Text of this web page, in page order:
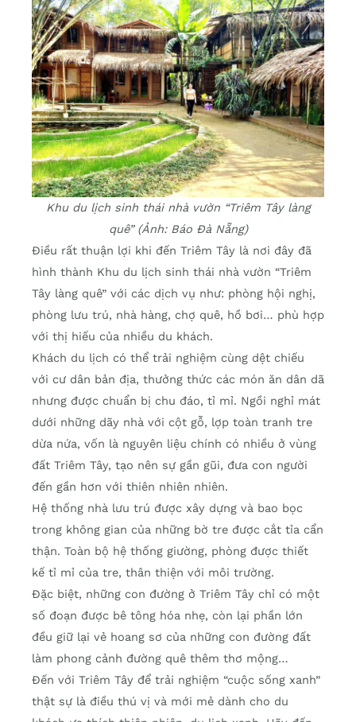
Khu du lịch sinh thái nhà vườn “Triêm Tây làng
quê” (Ảnh: Báo Đà Nẵng)
Điều rất thuận lợi khi đến Triêm Tây là nơi đây đã
hình thành Khu du lịch sinh thái nhà vườn “Triêm
Tây làng quê” với các dịch vụ như: phòng hội nghị,
phòng lưu trú, nhà hàng, chợ quê, hồ bơi… phù hợp
với thị hiếu của nhiều du khách.
Khách du lịch có thể trải nghiệm cùng dệt chiếu
với cư dân bản địa, thưởng thức các món ăn dân dã
nhưng được chuẩn bị chu đáo, tỉ mỉ. Ngồi nghỉ mát
dưới những dãy nhà với cột gỗ, lợp toàn tranh tre
dừa nứa, vốn là nguyên liệu chính có nhiều ở vùng
đất Triêm Tây, tạo nên sự gần gũi, đưa con người
đến gần hơn với thiên nhiên nhiên.
Hệ thống nhà lưu trú được xây dựng và bao bọc
trong không gian của những bờ tre được cắt tỉa cẩn
thận. Toàn bộ hệ thống giường, phòng được thiết
kế tỉ mỉ của tre, thân thiện với môi trường.
Đặc biệt, những con đường ở Triêm Tây chỉ có một
số đoạn được bê tông hóa nhẹ, còn lại phần lớn
đều giữ lại vẻ hoang sơ của những con đường đất
làm phong cảnh đường quê thêm thơ mộng…
Đến với Triêm Tây để trải nghiệm “cuộc sống xanh”
thật sự là điều thú vị và mới mẻ dành cho du